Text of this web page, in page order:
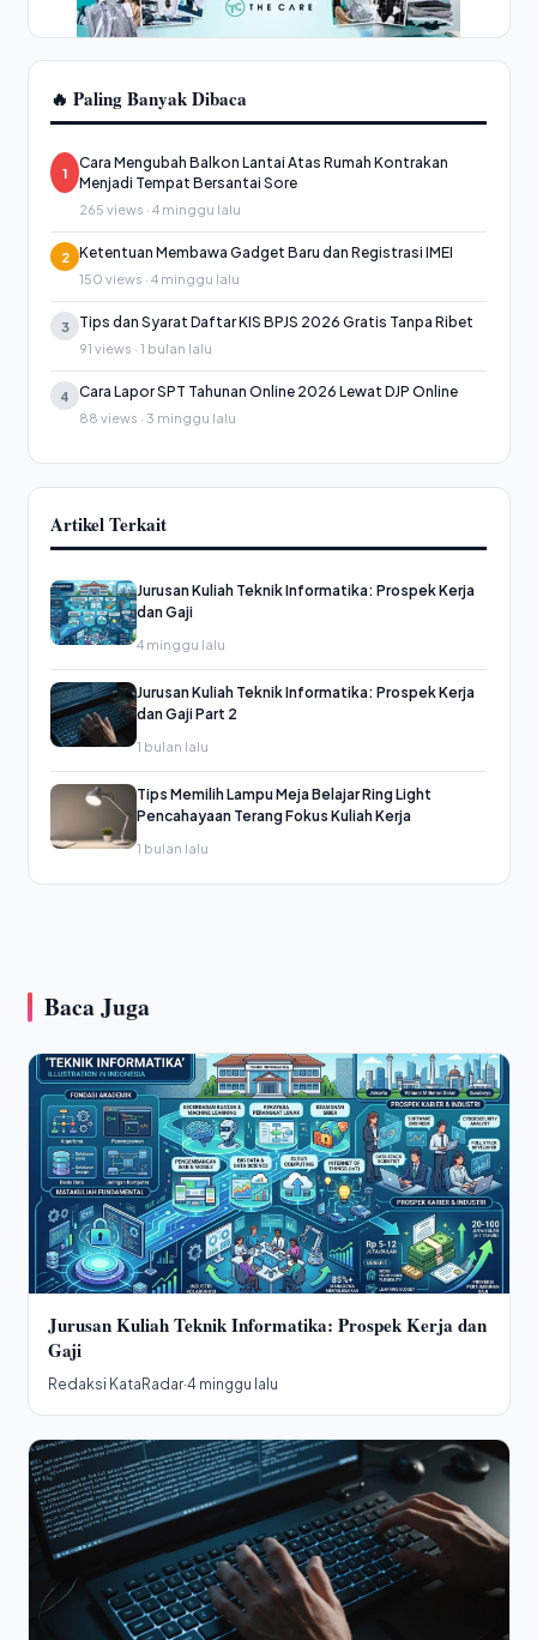
🔥 Paling Banyak Dibaca
1
Cara Mengubah Balkon Lantai Atas Rumah Kontrakan
Menjadi Tempat Bersantai Sore
265 views · 4 minggu lalu
2 Ketentuan Membawa Gadget Baru dan Registrasi IMEI
150 views · 4 minggu lalu
3 Tips dan Syarat Daftar KIS BPJS 2026 Gratis Tanpa Ribet
91 views · 1 bulan lalu
4 Cara Lapor SPT Tahunan Online 2026 Lewat DJP Online
88 views · 3 minggu lalu
Artikel Terkait
Jurusan Kuliah Teknik Informatika: Prospek Kerja
dan Gaji
4 minggu lalu
Jurusan Kuliah Teknik Informatika: Prospek Kerja
dan Gaji Part 2
1 bulan lalu
Tips Memilih Lampu Meja Belajar Ring Light
Pencahayaan Terang Fokus Kuliah Kerja
1 bulan lalu
Baca Juga
Jurusan Kuliah Teknik Informatika: Prospek Kerja dan
Gaji
Redaksi KataRadar·4 minggu lalu